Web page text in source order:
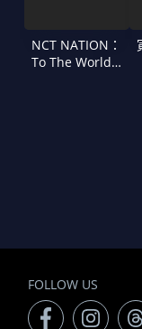
NCT NATION：
To The World
FOLLOW US